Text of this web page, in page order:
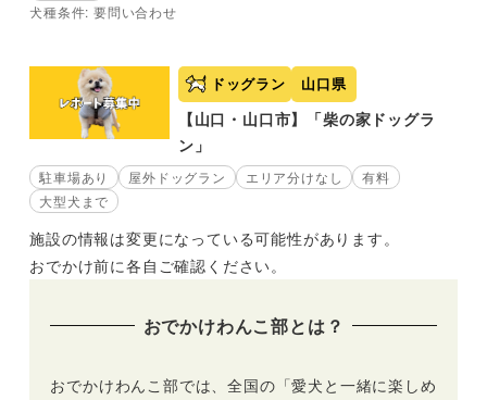
犬種条件: 要問い合わせ
ドッグラン 山口県
【山口・山口市】「柴の家ドッグラ
ン」
駐車場あり 屋外ドッグラン エリア分けなし
有料
大型犬まで
施設の情報は変更になっている可能性があります。
おでかけ前に各自ご確認ください。
おでかけわんこ部とは？
おでかけわんこ部では、全国の「愛犬と一緒に楽しめ